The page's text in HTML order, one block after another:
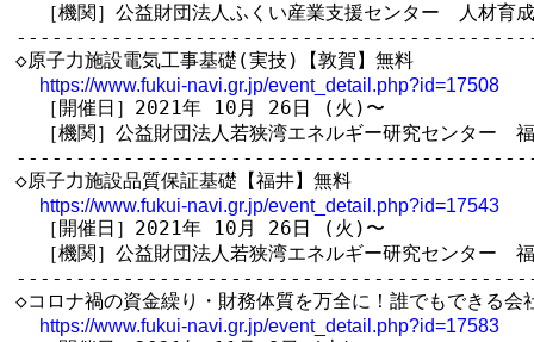
［機関］公益財団法人ふくい産業支援センター　人材育
◇原子力施設電気工事基礎(実技)【敦賀】無料
https://www.fukui-navi.gr.jp/event_detail.php?id=17508
  ［開催日］2021年 10月 26日 (火)〜
［機関］公益財団法人若狭湾エネルギー研究センター
◇原子力施設品質保証基礎【福井】無料
https://www.fukui-navi.gr.jp/event_detail.php?id=17543
  ［開催日］2021年 10月 26日 (火)〜
［機関］公益財団法人若狭湾エネルギー研究センター
◇コロナ禍の資金繰り・財務体質を万全に！誰でもできる会
https://www.fukui-navi.gr.jp/event_detail.php?id=17583